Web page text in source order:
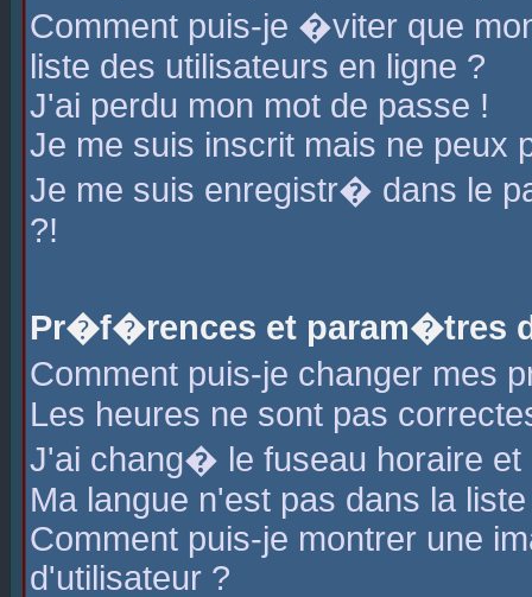
Comment puis-je �viter que
liste des utilisateurs en ligne ?
J'ai perdu mon mot de passe !
Je me suis inscrit mais ne peux
Je me suis enregistr� dans le
?!
Pr�f�rences et param�tres
Comment puis-je changer mes
Les heures ne sont pas
J'ai chang� le fuseau horaire
Ma langue n'est pas dans la
Comment puis-je montrer une
d'utilisateur ?